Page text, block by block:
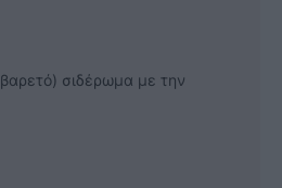
σιδέρωμα με την